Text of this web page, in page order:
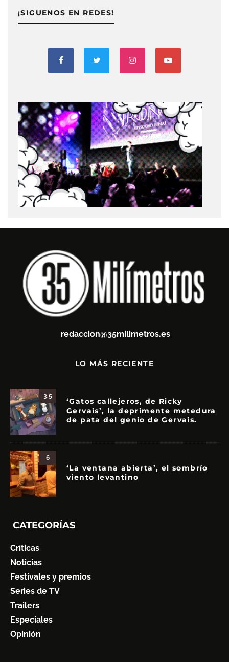
¡SIGUENOS EN REDES!
redaccion@35milimetros.es
LO MÁS RECIENTE
3.5
‘Gatos callejeros, de Ricky
Gervais’, la deprimente metedura
de pata del genio de Gervais.
6
‘La ventana abierta’, el sombrío
viento levantino
CATEGORÍAS
Críticas
Noticias
Festivales y premios
Series de TV
Trailers
Especiales
Opinión